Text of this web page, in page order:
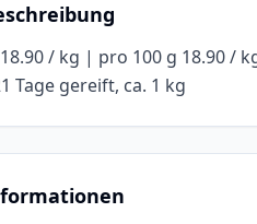
/ kg | pro 100 g 18.90 /
Tage gereift, ca. 1 kg